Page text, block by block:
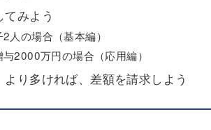
てみよう
の場合（基本編）
2000万円の場合（応用編）
り多ければ、差額を請求しよう